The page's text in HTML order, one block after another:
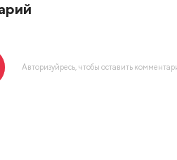
Авторизуйресь, чтобы оставить